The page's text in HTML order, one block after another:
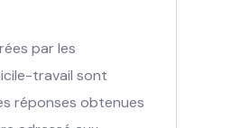
par les
travail sont
réponses obtenues